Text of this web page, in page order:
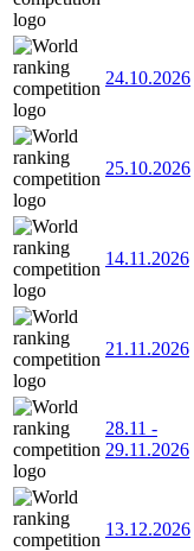
24.10.2026
25.10.2026
14.11.2026
21.11.2026
28.11 -
29.11.2026
13.12.2026